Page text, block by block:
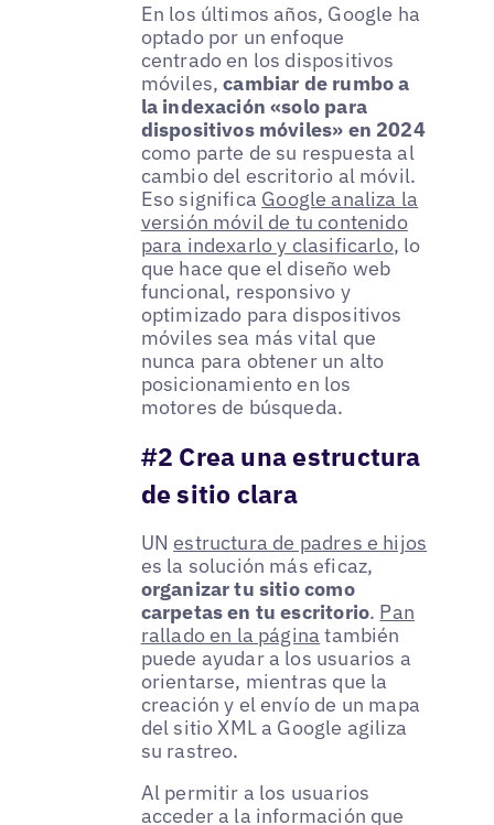
En los últimos años, Google ha
optado por un enfoque
centrado en los dispositivos
móviles,cambiar de rumbo a
la indexación «solo para
dispositivos móviles» en 2024
como parte de su respuesta al
cambio del escritorio al móvil.
Eso significa Google analiza la
versión móvil de tu contenido
para indexarlo y clasificarlo, lo
que hace que el diseño web
funcional, responsivo y
optimizado para dispositivos
móviles sea más vital que
nunca para obtener un alto
posicionamiento en los
motores de búsqueda.
#2 Crea una estructura
de sitio clara
UN estructura de padres e hijos
es la solución más eficaz,
organizar tu sitio como
carpetas en tu escritorio. Pan
rallado en la página también
puede ayudar a los usuarios a
orientarse, mientras que la
creación y el envío de un mapa
del sitio XML a Google agiliza
su rastreo.
Al permitir a los usuarios
acceder a la información que